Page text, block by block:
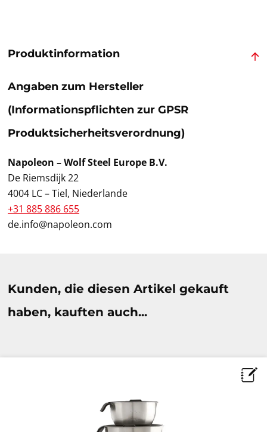
Produktinformation
Angaben zum Hersteller
(Informationspflichten zur GPSR
Produktsicherheitsverordnung)
Napoleon – Wolf Steel Europe B.V.
De Riemsdijk 22
4004 LC – Tiel, Niederlande
+31 885 886 655
de.info@napoleon.com
Kunden, die diesen Artikel gekauft
haben, kauften auch...